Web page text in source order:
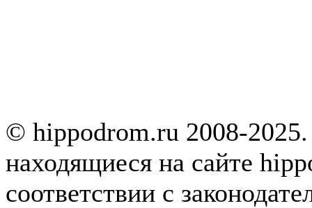
© hippodrom.ru 2008-
находящиеся на сайте
соответствии с